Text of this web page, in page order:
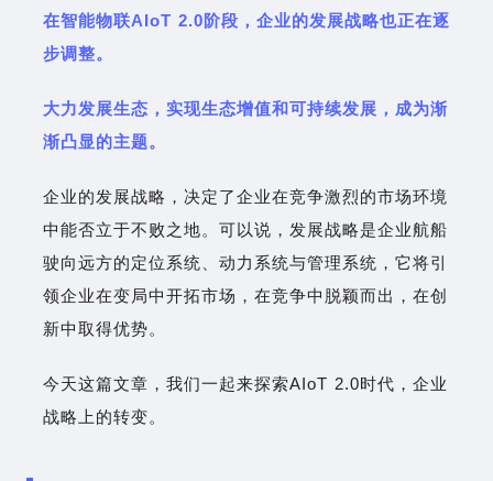
在智能物联AIoT 2.0阶段，企业的发展战略也正在逐
步调整。
大力发展生态，实现生态增值和可持续发展，成为渐
渐凸显的主题。
企业的发展战略，决定了企业在竞争激烈的市场环境
中能否立于不败之地。可以说，发展战略是企业航船
驶向远方的定位系统、动力系统与管理系统，它将引
领企业在变局中开拓市场，在竞争中脱颖而出，在创
新中取得优势。
今天这篇文章，我们一起来探索AIoT 2.0时代，企业
战略上的转变。